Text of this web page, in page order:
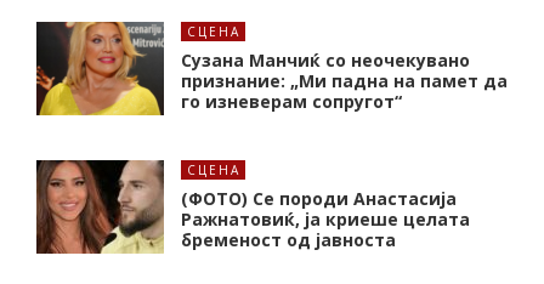
СЦЕНА
Сузана Манчиќ со неочекувано
признание: „Ми падна на памет да
го изневерам сопругот“
СЦЕНА
(ФОТО) Се породи Анастасија
Ражнатовиќ, ја криеше целата
бременост од јавноста